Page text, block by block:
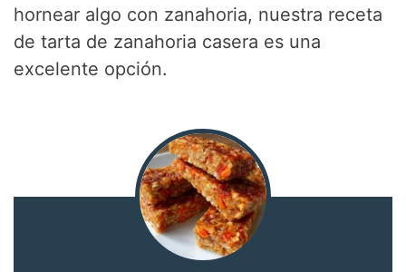
hornear algo con zanahoria, nuestra receta
de tarta de zanahoria casera es una
excelente opción.